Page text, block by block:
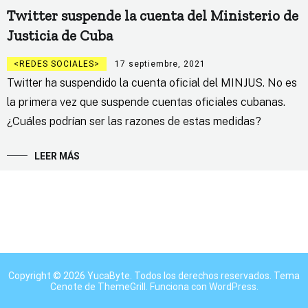
Twitter suspende la cuenta del Ministerio de
Justicia de Cuba
REDES SOCIALES 17 septiembre, 2021
Twitter ha suspendido la cuenta oficial del MINJUS. No es
la primera vez que suspende cuentas oficiales cubanas.
¿Cuáles podrían ser las razones de estas medidas?
LEER MÁS
Copyright © 2026 YucaByte . Todos los derechos reservados. Tema
Cenote de ThemeGrill. Funciona con WordPress